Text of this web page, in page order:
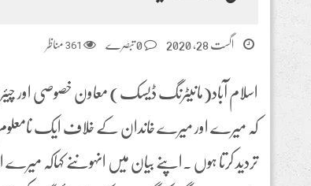
اگست 28, 2020 0 تبصرے 361 مناظر
اسلام آباد(مانیٹرنگ ڈیسک) معاون خصوصی اور
کہ میرے اور میرے خاندان کے خلاف ایک نامعلوم
تردید کرتا ہوں ۔اپنے بیان میں انہوںنے کہاکہ